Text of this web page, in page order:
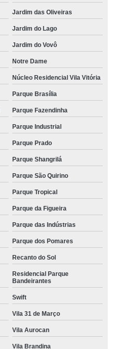
Jardim das Oliveiras
Jardim do Lago
Jardim do Vovô
Notre Dame
Núcleo Residencial Vila Vitória
Parque Brasília
Parque Fazendinha
Parque Industrial
Parque Prado
Parque Shangrilá
Parque São Quirino
Parque Tropical
Parque da Figueira
Parque das Indústrias
Parque dos Pomares
Recanto do Sol
Residencial Parque
Bandeirantes
Swift
Vila 31 de Março
Vila Aurocan
Vila Brandina